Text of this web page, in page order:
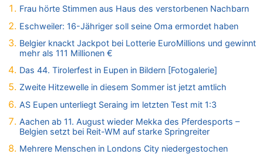
Politischer Eklat bei der Gedenkfeier in Marcinelle – Meloni:
„Schwerwiegende und beschämende Geste“
08.08.2026 - 22:23 von Marcel Scholzen Eimerscheid zu
Politischer Eklat bei der Gedenkfeier in Marcinelle – Meloni:
LESERBRIEF – Für lokale, dezentrale Energieproduktion
08.08.2026 - 22:09 von Frage zu
Leipzig, Mechernich und die Frage: Wer steckt hinter den
Drohnen mit Strengstoff? War es Russland?
Frau hörte Stimmen aus Haus des verstorbenen Nachbarn
Eschweiler: 16-Jähriger soll seine Oma ermordet haben
Belgier knackt Jackpot bei Lotterie EuroMillions und gewinnt
mehr als 111 Millionen €
Das 44. Tirolerfest in Eupen in Bildern [Fotogalerie]
Zweite Hitzewelle in diesem Sommer ist jetzt amtlich
AS Eupen unterliegt Seraing im letzten Test mit 1:3
Aachen ab 11. August wieder Mekka des Pferdesports –
Belgien setzt bei Reit-WM auf starke Springreiter
Mehrere Menschen in Londons City niedergestochen